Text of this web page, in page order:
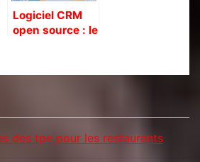
Logiciel CRM
open source : le
campagnes
des tpe pour les restaurants